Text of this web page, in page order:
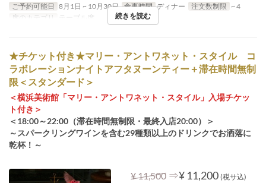
ご予約可能日 8月1日 ~ 10月30日 食事時間 ディナー 注文数制限 ~ 4
席のカテゴリ
テーブル席 続きを読む
★チケット付き★マリー・アントワネット・スタイル コ
ラボレーションナイトアフタヌーンティー＋滞在時間無制
限＜スタンダード＞
＜横浜美術館「マリー・アントワネット・スタイル」入場チケッ
ト付き＞
＜18:00～22:00（滞在時間無制限・最終入店20:00）＞
～スパークリングワインを含む29種類以上のドリンクでお洒落に
乾杯！～
¥ 11,500 ⇒¥ 11,200 (税サ込)